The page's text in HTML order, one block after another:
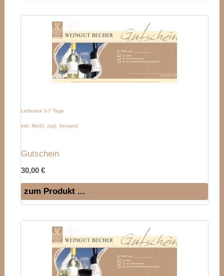
Lieferzeit 3-7 Tage
inkl. MwSt. zzgl. Versand
Gutschein
30,00€
zum Produkt ...